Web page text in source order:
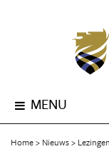
MENU
Home Nieuws